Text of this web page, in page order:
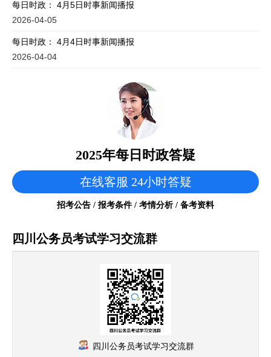
每日时政： 4月5日时事新闻播报
2026-04-05
每日时政： 4月4日时事新闻播报
2026-04-04
2025年每日时政答疑
在线客服 24小时答疑
招考公告 / 报考条件 / 考情分析 / 备考资料
四川公务员考试学习交流群
四川公务员考试学习交流群